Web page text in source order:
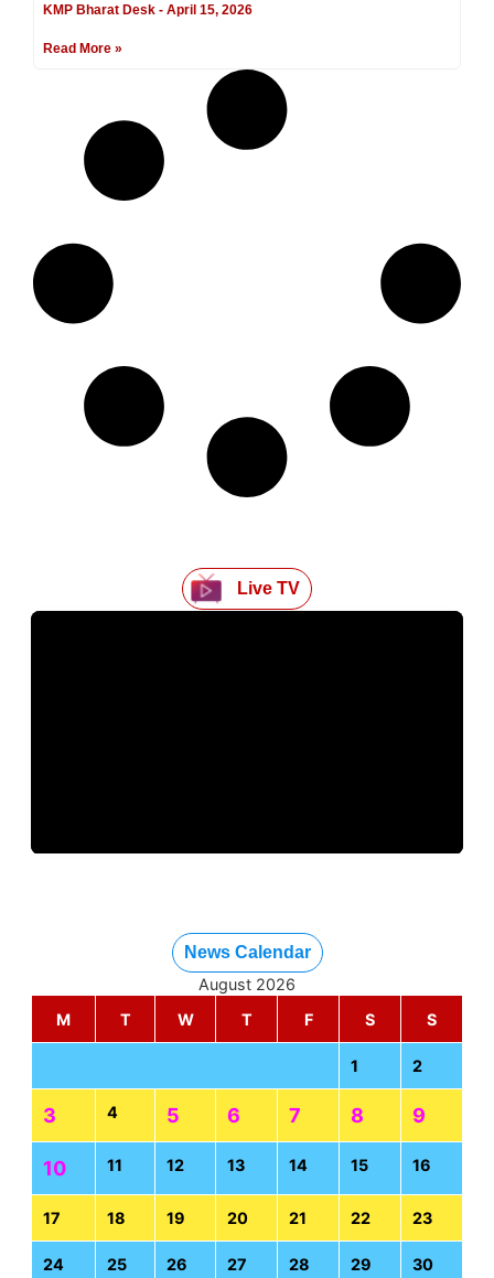
KMP Bharat Desk April 15, 2026
Read More »
Live TV
News Calendar
August 2026
M
T W T F S S
1 2
3 4 5 6 7 8 9
10 11 12 13 14 15 16
17 18 19 20 21 22 23
24 25 26 27 28 29 30